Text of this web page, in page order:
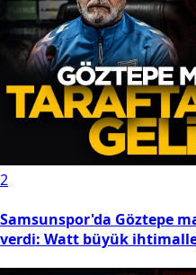
2
Samsunspor'da Göztepe
verdi: Watt büyük